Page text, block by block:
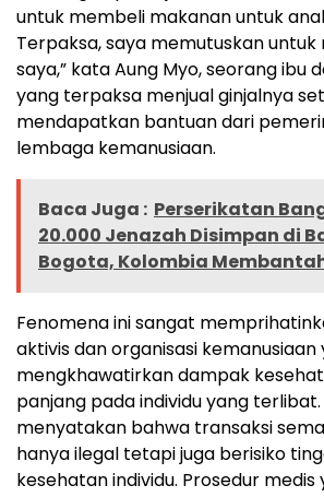
untuk membeli makanan untuk
Terpaksa, saya memutuskan untuk
saya,” kata Aung Myo, seorang ibu
yang terpaksa menjual ginjalnya
mendapatkan bantuan dari
lembaga kemanusiaan.
Baca Juga : Perserikatan
20.000 Jenazah Disimpan di
Bogota, Kolombia
Fenomena ini sangat
aktivis dan organisasi kemanusiaan
mengkhawatirkan dampak
panjang pada individu yang
menyatakan bahwa transaksi
hanya ilegal tetapi juga berisiko
kesehatan individu. Prosedur medis